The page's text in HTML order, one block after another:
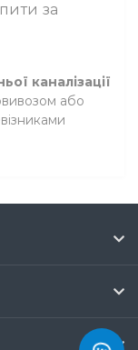
за
каналізації
або